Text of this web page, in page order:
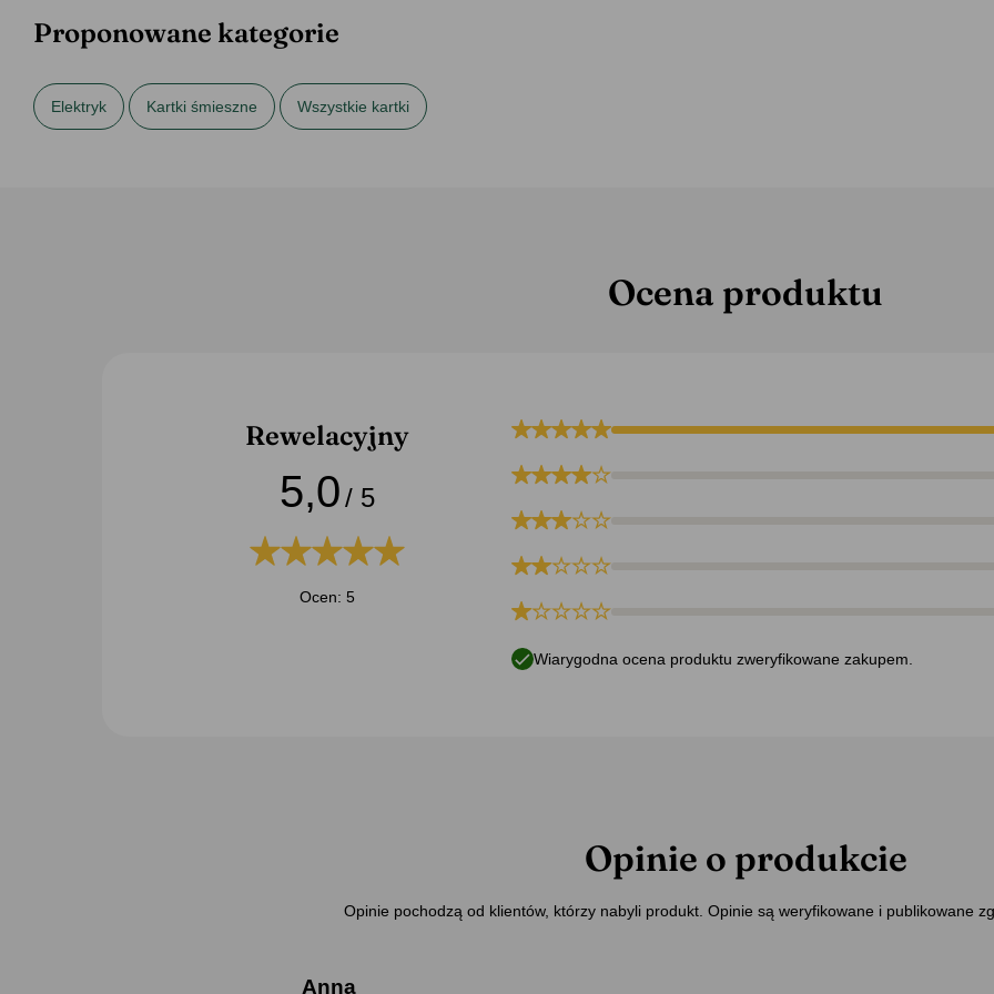
Proponowane kategorie
Elektryk Kartki śmieszne Wszystkie kartki
Ocena produktu
Rewelacyjny
5,0/ 5
Ocen: 5
Wiarygodna ocena produktu zweryfikowane zakupem.
Opinie o produkcie
Opinie pochodzą od klientów, którzy nabyli produkt. Opinie są weryfikowane i publikowane
Anna